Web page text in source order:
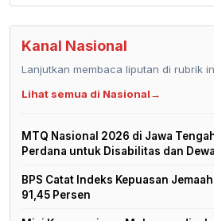
Kanal Nasional
Lanjutkan membaca liputan di rubrik
Lihat semua di Nasional→
MTQ Nasional 2026 di Jawa
Perdana untuk Disabilitas dan
BPS Catat Indeks Kepuasan
91,45 Persen